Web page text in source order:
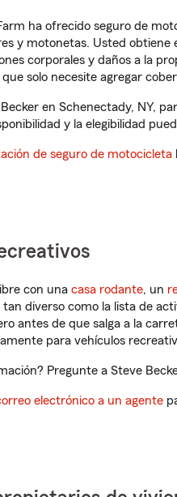
ha ofrecido seguro de
y motonetas. Usted obtiene
corporales y daños a la
que solo necesite agregar
en Schenectady, NY,
y la elegibilidad
de seguro de motocicleta
con una casa rodante, un
tan diverso como la lista de
antes de que salga a la
para vehículos
Pregunte a Steve
electrónico a un agente